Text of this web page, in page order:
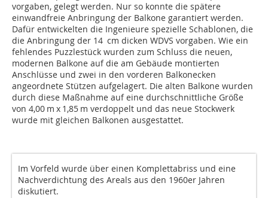
vorgaben, gelegt werden. Nur so konnte die spätere
einwandfreie Anbringung der Balkone garantiert werden.
Dafür entwickelten die Ingenieure spezielle Schablonen, die
die Anbringung der 14 cm dicken WDVS vorgaben. Wie ein
fehlendes Puzzlestück wurden zum Schluss die neuen,
modernen Balkone auf die am Gebäude montierten
Anschlüsse und zwei in den vorderen Balkonecken
angeordnete Stützen aufgelagert. Die alten Balkone wurden
durch diese Maßnahme auf eine durchschnittliche Größe
von 4,00 m x 1,85 m verdoppelt und das neue Stockwerk
wurde mit gleichen Balkonen ausgestattet.
Im Vorfeld wurde über einen Komplettabriss und eine
Nachverdichtung des Areals aus den 1960er Jahren
diskutiert.